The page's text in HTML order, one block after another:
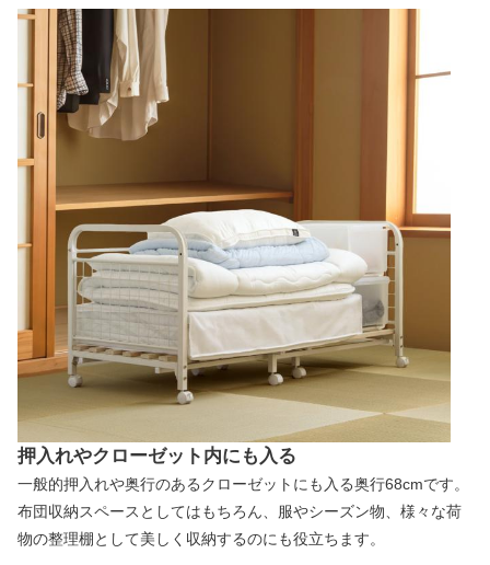
押入れやクローゼット内にも入る
一般的押入れや奥行のあるクローゼットにも入る奥行68cmです。
布団収納スペースとしてはもちろん、服やシーズン物、様々な荷
物の整理棚として美しく収納するのにも役立ちます。